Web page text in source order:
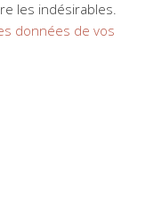
les indésirables.
données de vos